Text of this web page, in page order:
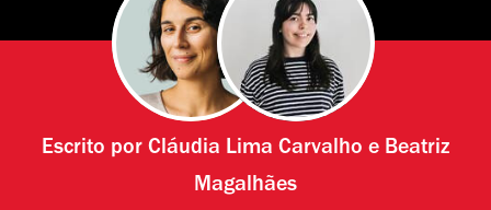
Escrito por Cláudia Lima Carvalho e Beatriz
Magalhães